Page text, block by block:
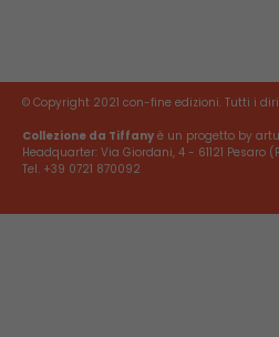
© Copyright 2021 con-fine edizioni. Tutti i
Collezione da Tiffany è un progetto by
Headquarter: Via Giordani, 4 - 61121 Pesaro
Tel. +39 0721 870092